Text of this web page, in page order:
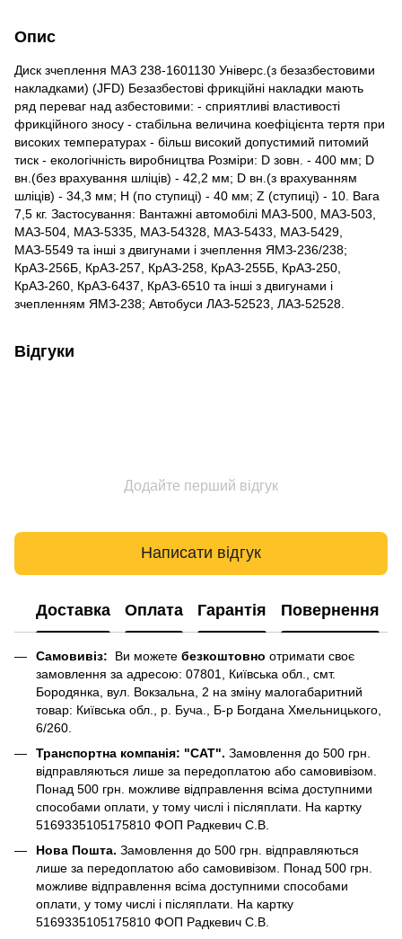
Опис
Диск зчеплення МАЗ 238-1601130 Універс.(з безазбестовими
накладками) (JFD) Безазбестові фрикційні накладки мають
ряд переваг над азбестовими: - сприятливі властивості
фрикційного зносу - стабільна величина коефіцієнта тертя при
високих температурах - більш високий допустимий питомий
тиск - екологічність виробництва Розміри: D зовн. - 400 мм; D
вн.(без врахування шліців) - 42,2 мм; D вн.(з врахуванням
шліців) - 34,3 мм; H (по ступиці) - 40 мм; Z (ступиці) - 10. Вага
7,5 кг. Застосування: Вантажні автомобілі МАЗ-500, МАЗ-503,
МАЗ-504, МАЗ-5335, МАЗ-54328, МАЗ-5433, МАЗ-5429,
МАЗ-5549 та інші з двигунами і зчеплення ЯМЗ-236/238;
КрАЗ-256Б, КрАЗ-257, КрАЗ-258, КрАЗ-255Б, КрАЗ-250,
КрАЗ-260, КрАЗ-6437, КрАЗ-6510 та інші з двигунами і
зчепленням ЯМЗ-238; Автобуси ЛАЗ-52523, ЛАЗ-52528.
Відгуки
Додайте перший відгук
Написати відгук
Доставка Оплата Гарантія Повернення
Самовивіз: Ви можете безкоштовно отримати своє
замовлення за адресою: 07801, Київська обл., смт.
Бородянка, вул. Вокзальна, 2 на зміну малогабаритний
товар: Київська обл., р. Буча., Б-р Богдана Хмельницького,
6/260.
Транспортна компанія: "САТ". Замовлення до 500 грн.
відправляються лише за передоплатою або самовивізом.
Понад 500 грн. можливе відправлення всіма доступними
способами оплати, у тому числі і післяплати. На картку
5169335105175810 ФОП Радкевич С.В.
Нова Пошта. Замовлення до 500 грн. відправляються
лише за передоплатою або самовивізом. Понад 500 грн.
можливе відправлення всіма доступними способами
оплати, у тому числі і післяплати. На картку
5169335105175810 ФОП Радкевич С.В.